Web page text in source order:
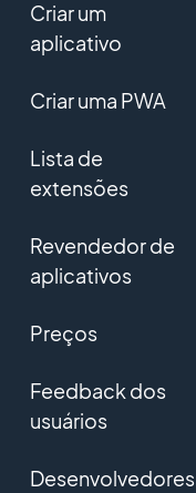
Criar um
aplicativo
Criar uma PWA
Lista de
extensões
Revendedor de
aplicativos
Preços
Feedback dos
usuários
Desenvolvedores